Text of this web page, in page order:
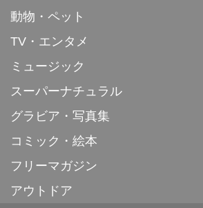
動物・ペット
TV・エンタメ
ミュージック
スーパーナチュラル
グラビア・写真集
コミック・絵本
フリーマガジン
アウトドア